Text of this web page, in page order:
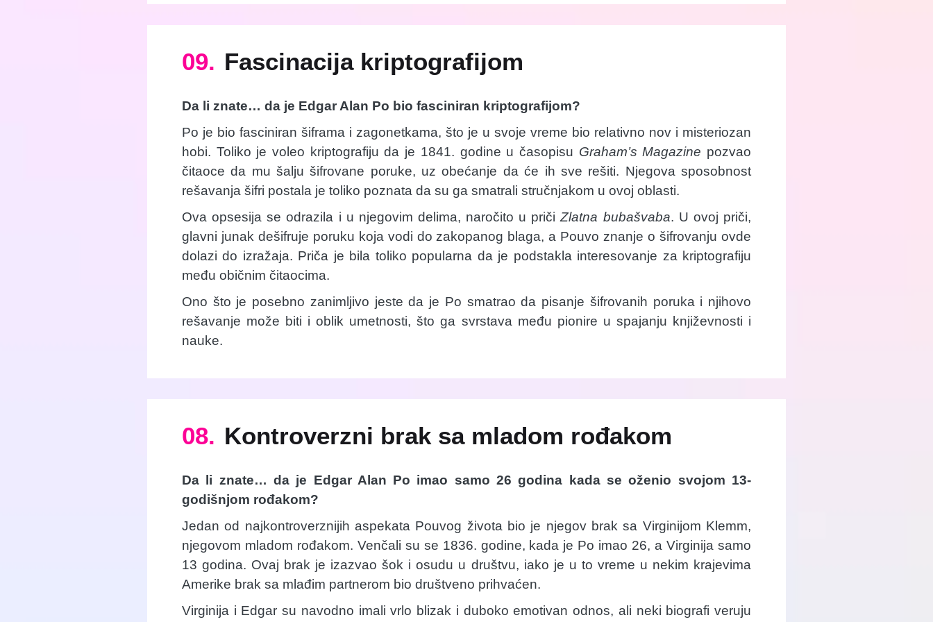
09. Fascinacija kriptografijom
Da li znate… da je Edgar Alan Po bio fasciniran kriptografijom?
Po je bio fasciniran šiframa i zagonetkama, što je u svoje vreme bio relativno nov i misteriozan
hobi. Toliko je voleo kriptografiju da je 1841. godine u časopisu Graham’s Magazine pozvao
čitaoce da mu šalju šifrovane poruke, uz obećanje da će ih sve rešiti. Njegova sposobnost
rešavanja šifri postala je toliko poznata da su ga smatrali stručnjakom u ovoj oblasti.
Ova opsesija se odrazila i u njegovim delima, naročito u pričiZlatna bubašvaba. U ovoj priči,
glavni junak dešifruje poruku koja vodi do zakopanog blaga, a Pouvo znanje o šifrovanju ovde
dolazi do izražaja. Priča je bila toliko popularna da je podstakla interesovanje za kriptografiju
među običnim čitaocima.
Ono što je posebno zanimljivo jeste da je Po smatrao da pisanje šifrovanih poruka i njihovo
rešavanje može biti i oblik umetnosti, što ga svrstava među pionire u spajanju književnosti i
nauke.
08. Kontroverzni brak sa mladom rođakom
Da li znate… da je Edgar Alan Po imao samo 26 godina kada se oženio svojom 13-
godišnjom rođakom?
Jedan od najkontroverznijih aspekata Pouvog života bio je njegov brak sa Virginijom Klemm,
njegovom mladom rođakom. Venčali su se 1836. godine, kada je Po imao 26, a Virginija samo
13 godina. Ovaj brak je izazvao šok i osudu u društvu, iako je u to vreme u nekim krajevima
Amerike brak sa mlađim partnerom bio društveno prihvaćen.
Virginija i Edgar su navodno imali vrlo blizak i duboko emotivan odnos, ali neki biografi veruju